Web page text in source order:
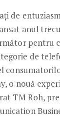
de
anul
pentru
de
o nouă
TM Roh,